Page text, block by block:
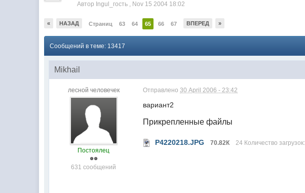
Автор Ingul_гость , Nov 15 2004 18:02
« НАЗАД Страниц 63 64 65 66 67 ВПЕРЕД »
Сообщений в теме: 13417
Mikhail
лесной человечек
Постоялец
631 сообщений
Отправлено30 April 2006 - 23:42
вариант2
Прикрепленные файлы
P4220218.JPG 70.82К 24 Количество загрузок: